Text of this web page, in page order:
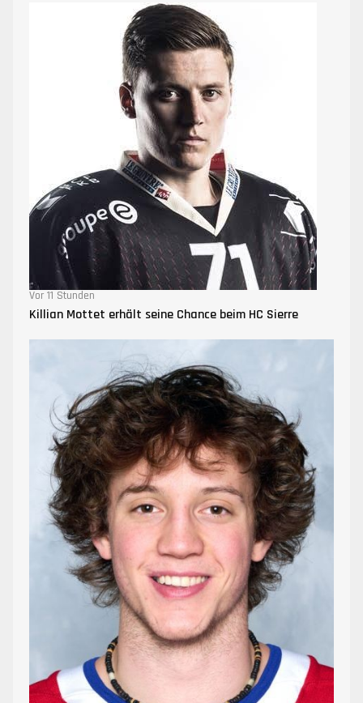
Vor 11 Stunden
Killian Mottet erhält seine Chance beim HC Sierre